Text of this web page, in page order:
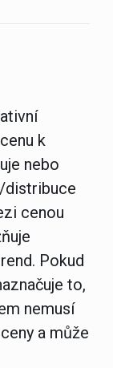
k
nebo
distribuce
cenou
Pokud
to,
nemusí
a může